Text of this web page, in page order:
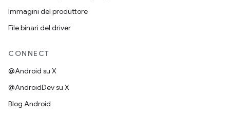
Immagini del produttore
File binari del driver
CONNECT
@Android su X
@AndroidDev su X
Blog Android